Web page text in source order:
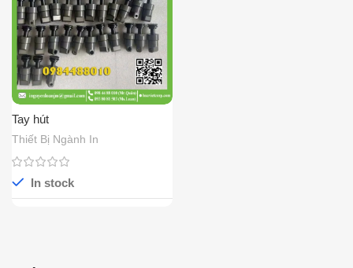
Tay hút
Thiết Bị Ngành In
In stock